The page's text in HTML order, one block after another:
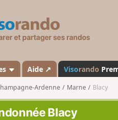
s
a
n
d
o
Aide ↗ Visorando
Ardenne Marne Blacy
Blacy